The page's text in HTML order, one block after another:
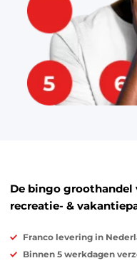
De bingo
recreatie- &
Franco levering in
Binnen 5 werkdagen